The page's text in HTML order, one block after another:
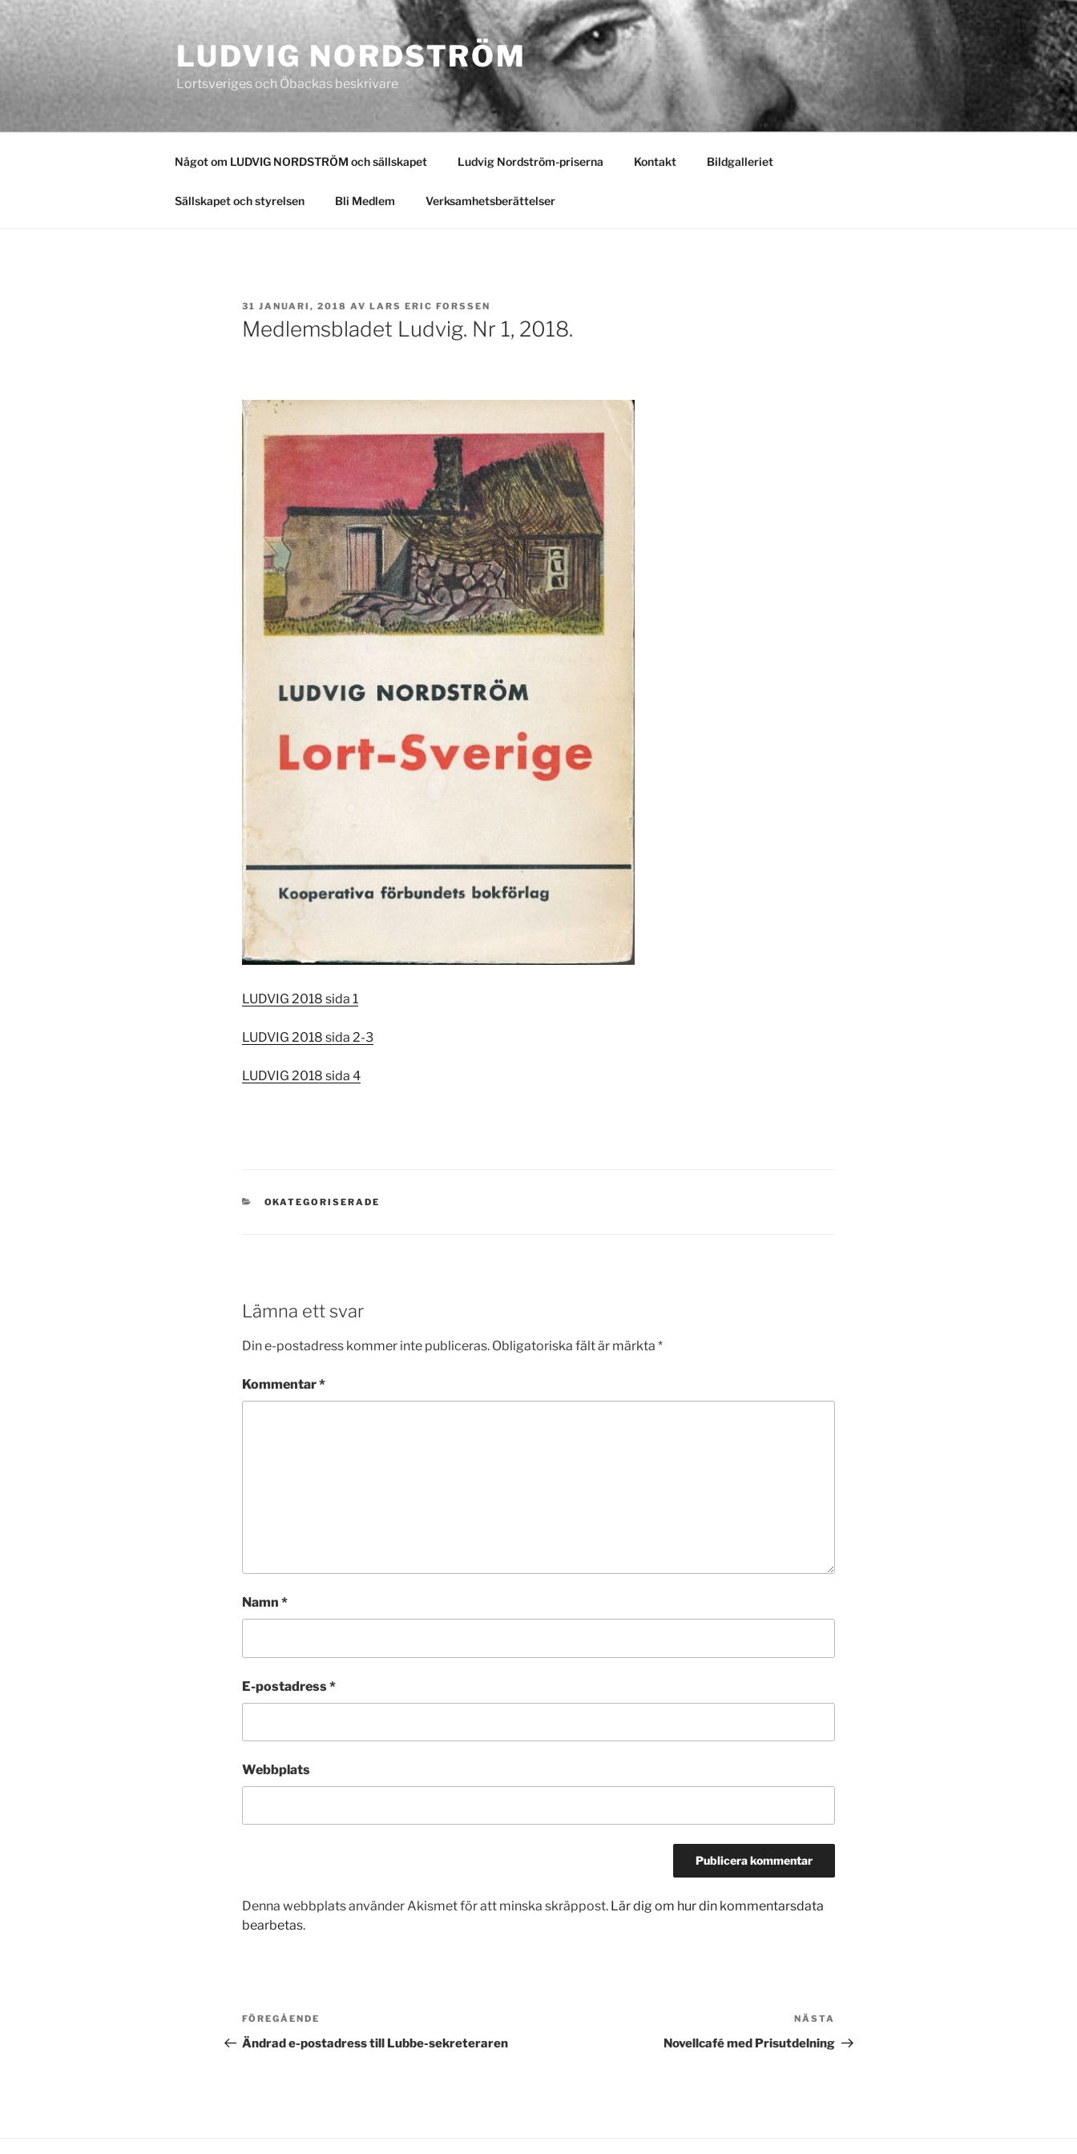
Hoppa
innehåll
LUDVIG NORDSTRÖM
Lortsveriges och Öbackas beskrivare
Något om LUDVIG NORDSTRÖM och sällskapet Ludvig Nordström-priserna Kontakt Bildgalleriet
Sällskapet och styrelsen Bli Medlem Verksamhetsberättelser
PUBLICERAT
31 JANUARI, 2018 AV LARS ERIC FORSSEN
Medlemsbladet Ludvig. Nr 1, 2018.
LUDVIG 2018 sida 1
LUDVIG 2018 sida 2-3
LUDVIG 2018 sida 4
KATEGORIER
OKATEGORISERADE
Lämna ett svar
Din e-postadress kommer inte publiceras. Obligatoriska fält är märkta *
Kommentar*
Namn *
E-postadress*
Webbplats
Denna webbplats använder Akismet för att minska skräppost. Lär dig om hur din kommentarsdata
bearbetas.
Inläggsnavigering
Föregående
inlägg
FÖREGÅENDE
Ändrad e-postadress till Lubbe-sekreteraren
inlägg
NÄSTA
Novellcafé med Prisutdelning